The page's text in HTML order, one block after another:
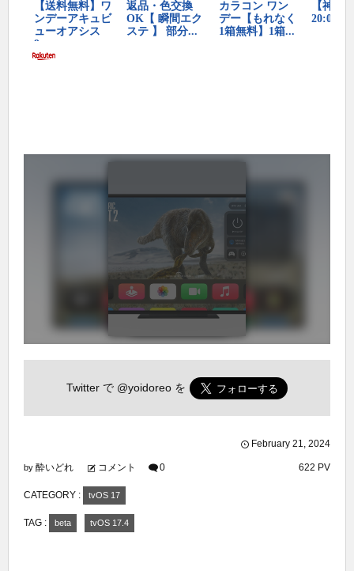
Twitter で @yoidoreo を
February 21 2024
by 酔いどれ コメント 0 622 PV
CATEGORY : tvOS 17
TAG : beta tvOS 17.4